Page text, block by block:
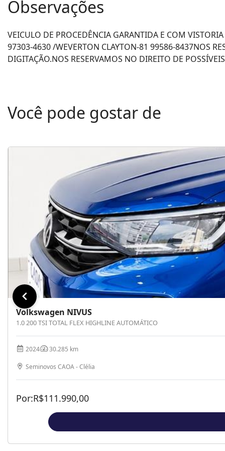
Observações
VEICULO DE PROCEDÊNCIA GARANTIDA E COM
97303-4630 /WEVERTON CLAYTON-81 99586-8437NOS
DIGITAÇÃO.NOS RESERVAMOS NO DIREITO DE
Você pode gostar de
Volkswagen NIVUS
1.0 200 TSI TOTAL FLEX HIGHLINE AUTOMÁTICO
2024 30.285 km
Seminovos CAOA - Clélia
Por:R$111.990,00